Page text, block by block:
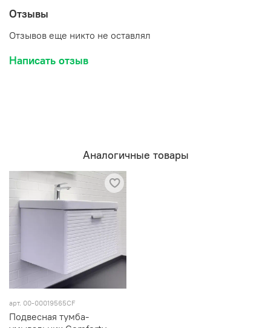
Отзывы
Отзывов еще никто не оставлял
Написать отзыв
Аналогичные товары
арт. 00-00019565CF
Подвесная тумба-